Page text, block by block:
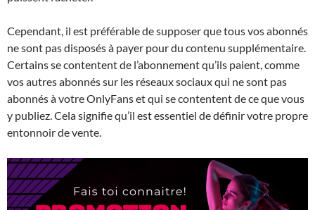
Cependant, il est préférable de supposer que tous vos abonnés
ne sont pas disposés à payer pour du contenu supplémentaire.
Certains se contentent de l’abonnement qu’ils paient, comme
vos autres abonnés sur les réseaux sociaux qui ne sont pas
abonnés à votre OnlyFans et qui se contentent de ce que vous
y publiez. Cela signifie qu’il est essentiel de définir votre propre
entonnoir de vente.